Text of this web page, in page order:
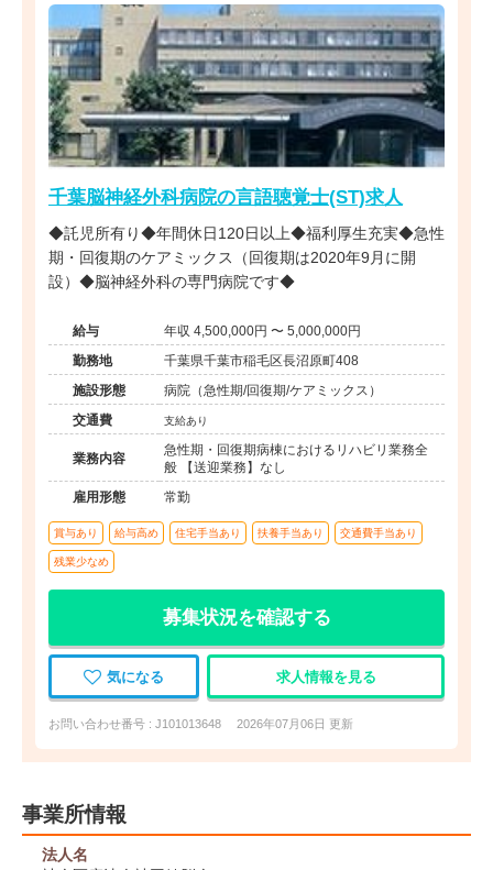
千葉脳神経外科病院の言語聴覚士(ST)求人
◆託児所有り◆年間休日120日以上◆福利厚生充実◆急性
期・回復期のケアミックス（回復期は2020年9月に開
設）◆脳神経外科の専門病院です◆
給与
年収 4,500,000円 〜 5,000,000円
勤務地
千葉県千葉市稲毛区長沼原町408
施設形態
病院（急性期/回復期/ケアミックス）
交通費
支給あり
業務内容
急性期・回復期病棟におけるリハビリ業務全
般 【送迎業務】なし
雇用形態
常勤
賞与あり 給与高め 住宅手当あり 扶養手当あり 交通費手当あり
残業少なめ
募集状況を確認する
気になる 求人情報を見る
お問い合わせ番号 : J101013648 2026年07月06日 更新
事業所情報
法人名